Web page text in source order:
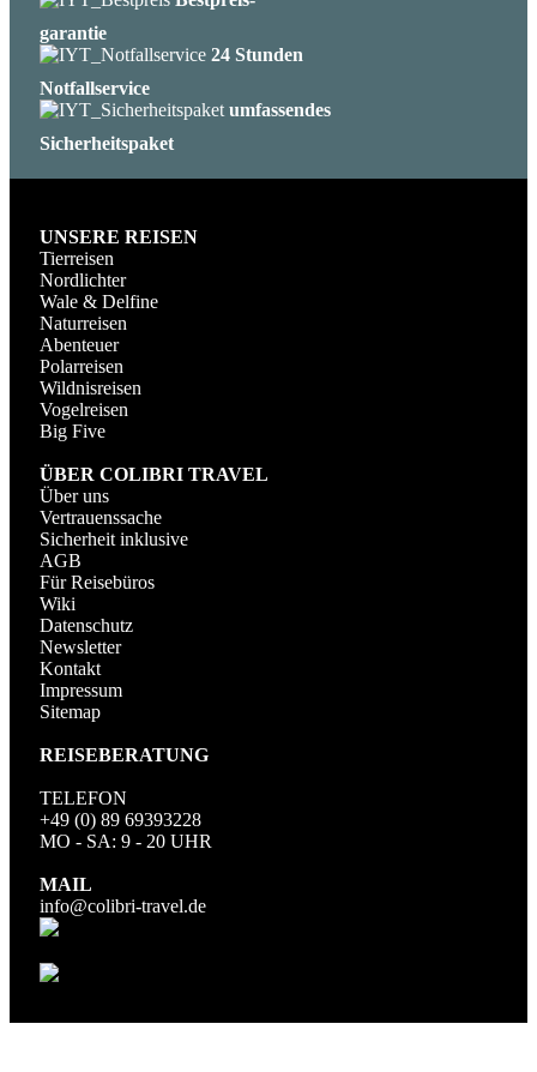
garantie
24 Stunden
Notfallservice
umfassendes
Sicherheitspaket
UNSERE REISEN
Tierreisen
Nordlichter
Wale & Delfine
Naturreisen
Abenteuer
Polarreisen
Wildnisreisen
Vogelreisen
Big Five
ÜBER COLIBRI TRAVEL
Über uns
Vertrauenssache
Sicherheit inklusive
AGB
Für Reisebüros
Wiki
Datenschutz
Newsletter
Kontakt
Impressum
Sitemap
REISEBERATUNG
TELEFON
+49 (0) 89 69393228
MO - SA: 9 - 20 UHR
MAIL
info@colibri-travel.de